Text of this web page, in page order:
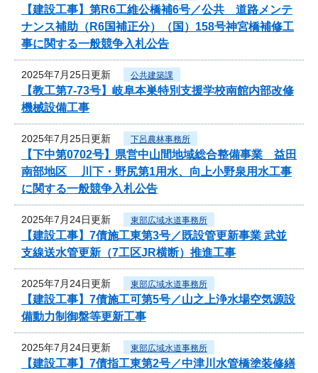
【建設工事】第R6工維公橋補6号／公共 道路メンテ
ナンス補助（R6国補正分）（国）158号神宮橋補修工
事に関する一般競争入札公告
2025年7月25日更新 公共建築課
【教工第7-73号】岐阜本巣特別支援学校南館内部改修
機械設備工事
2025年7月25日更新 下呂農林事務所
【下中第0702号】県営中山間地域総合整備事業 益田
南部地区 川下・野尻第1用水、向上小野泉用水工事
に関する一般競争入札公告
2025年7月24日更新 東部広域水道事務所
【建設工事】7債施工東第3号／既設管更新事業 武並
支線送水管更新（7工区JR横断）推進工事
2025年7月24日更新 東部広域水道事務所
【建設工事】7債施工可第5号／山之上浄水場空気源設
備動力制御盤等更新工事
2025年7月24日更新 東部広域水道事務所
【建設工事】7債指工東第2号／中津川水管橋塗装修繕